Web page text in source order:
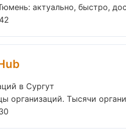
актуально, быстро,
в Сургут
организаций. Тысячи